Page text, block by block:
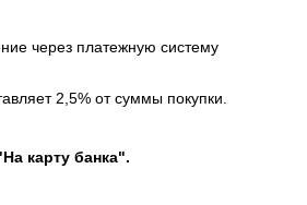
через платежную систему
2,5% от суммы покупки.
карту банка".